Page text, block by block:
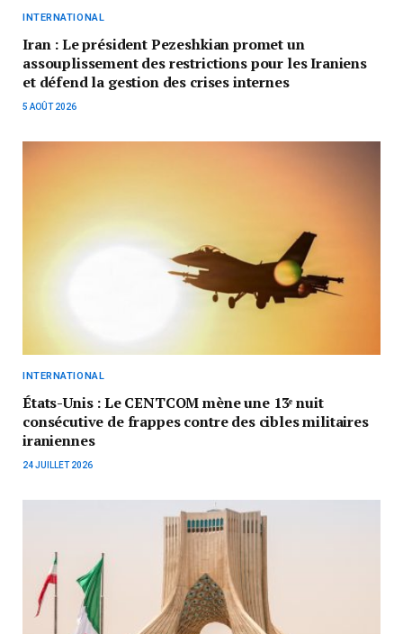
INTERNATIONAL
Iran : Le président Pezeshkian promet un
assouplissement des restrictions pour les Iraniens
et défend la gestion des crises internes
5 AOÛT 2026
INTERNATIONAL
États-Unis : Le CENTCOM mène une 13ᵉ nuit
consécutive de frappes contre des cibles militaires
iraniennes
24 JUILLET 2026